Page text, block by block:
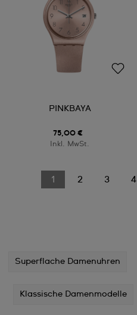
PINKBAYA
75,00 €
Inkl. MwSt.
1 2 3 4
Superflache Damenuhren
Klassische Damenmodelle